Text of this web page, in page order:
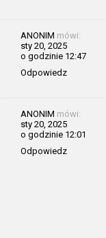
ANONIM mówi:
sty 20, 2025
o godzinie 12:47
Odpowiedz
ANONIM mówi:
sty 20, 2025
o godzinie 12:01
Odpowiedz